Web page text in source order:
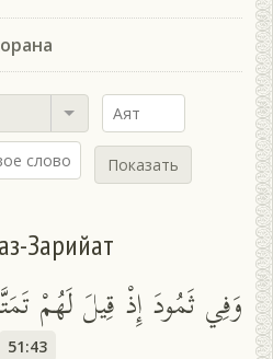
Показать
Зарийат
وَفِي ثَمُودَ إِذْ قِيلَ لَهُمْ
51:43